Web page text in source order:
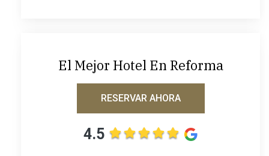
El Mejor Hotel En Reforma
RESERVAR AHORA
4.5